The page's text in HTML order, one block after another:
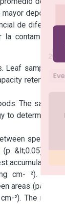
deposición
de diferentes
contaminación
Leaf samples of
retention of
The samples
to determine the
species (p
&lt;0.05) were
accumulation of
cm- ²). In the
areas (park and
²). The results